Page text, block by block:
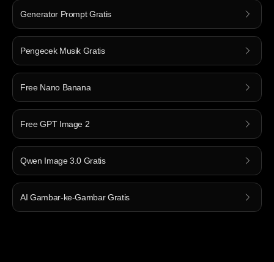
Generator Prompt Gratis
Pengecek Musik Gratis
Free Nano Banana
Free GPT Image 2
Qwen Image 3.0 Gratis
AI Gambar-ke-Gambar Gratis